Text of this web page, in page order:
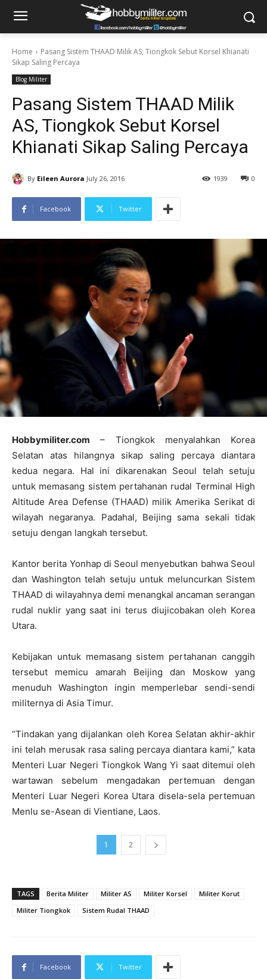
Home
Pasang Sistem THAAD Milik AS, Tiongkok Sebut Korsel Khianati
Sikap Saling Percaya
Blog Militer
Pasang Sistem THAAD Milik
AS, Tiongkok Sebut Korsel
Khianati Sikap Saling Percaya
By Eileen Aurora July 26, 2016 0
1939
Facebook Twitter
Hobbymiliter.com – Tiongkok menyalahkan Korea
Selatan atas hilangnya sikap saling percaya diantara
kedua negara. Hal ini dikarenakan Seoul telah setuju
untuk memasang sistem pertahanan rudal Terminal High
Altitude Area Defense (THAAD) milik Amerika Serikat di
wilayah negaranya. Padahal, Beijing sama sekali tidak
setuju dengan langkah tersebut.
Kantor berita Yonhap di Seoul menyebutkan bahwa Seoul
dan Washington telah setuju untuk meluncurkan Sistem
THAAD di wilayahnya demi menangkal ancaman serangan
rudal nuklir yang saat ini terus diujicobakan oleh Korea
Utara.
Kebijakan untuk memasang sistem pertahanan canggih
tersebut memicu amarah Beijing dan Moskow yang
menuduh Washington ingin memperlebar sendi-sendi
militernya di Asia Timur.
“Tindakan yang dijalankan oleh Korea Selatan akhir-akhir
ini telah merusak rasa saling percaya diantara kami,” kata
Menteri Luar Negeri Tiongkok Wang Yi saat ditemui oleh
wartawan sebelum mengadakan pertemuan dengan
Menteri Luar Negeri Korea Utara disela-sela pertemuan
Menlu se-Asean di Vientiane, Laos.
1 2
TAGS Berita Militer Militer AS Militer Korsel
Militer Korut
Militer Tiongkok
Sistem Rudal THAAD
Facebook Twitter